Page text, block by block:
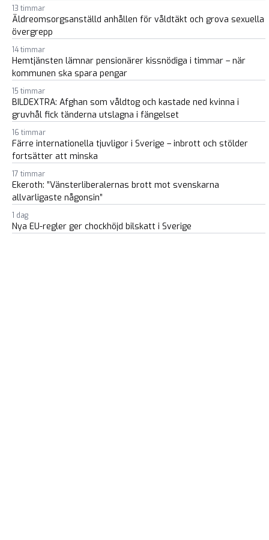
13 timmar
Äldreomsorgsanställd anhållen för våldtäkt och grova sexuella
övergrepp
14 timmar
Hemtjänsten lämnar pensionärer kissnödiga i timmar – när
kommunen ska spara pengar
15 timmar
BILDEXTRA: Afghan som våldtog och kastade ned kvinna i
gruvhål fick tänderna utslagna i fängelset
16 timmar
Färre internationella tjuvligor i Sverige – inbrott och stölder
fortsätter att minska
17 timmar
Ekeroth: ”Vänsterliberalernas brott mot svenskarna
allvarligaste någonsin”
1 dag
Nya EU-regler ger chockhöjd bilskatt i Sverige